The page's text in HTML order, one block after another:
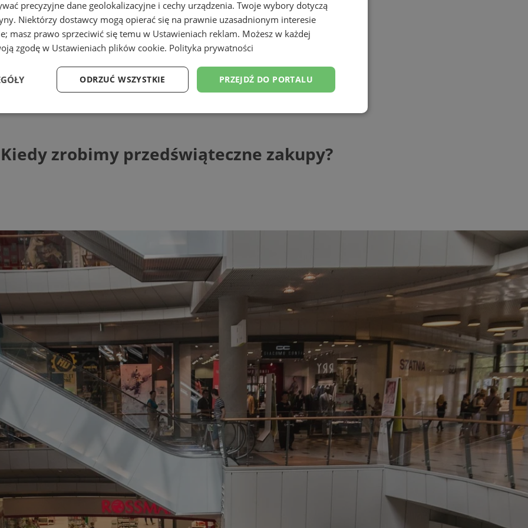
przedświąteczne zakupy?
zrobimy przedświąteczne zakupy?
precyzyjne dane geolokalizacyjne i cechy urządzenia. Twoje wybory dotyczą
Niektórzy dostawcy mogą opierać się na prawnie uzasadnionym interesie
masz prawo sprzeciwić się temu w Ustawieniach reklam. Możesz w każdej
zgodę w Ustawieniach plików cookie. Polityka prywatności
PRZEJDŹ DO PORTALU
ODRZUĆ WSZYSTKIE
Wydajność Targetowanie Funkcjonalność Niesklasyfikowane
niezbędnych plików cookie nie można prawidłowo korzystać ze strony internetowej.
Provider
Domena
Okres
przechowywania
rudaslaska.com.pl 1 rok
Ten plik cookie przechowuje identyfikator sesji.
rudaslaska.com.pl 1 rok
Ten plik cookie przechowuje identyfikator sesji.
Ten plik cookie przechowuje identyfikator sesji.
.tiktok.com 1 tydzień 3 dni
Ten plik cookie jest używany do celów
uwierzytelniania i bezpieczeństwa, zapewniając, że
użytkownicy pozostają zalogowani, a ich dane są
zabezpieczone, jak poruszać się przez witrynę
internetową lub interakcji z jej usług.
Cloudflare Inc.
.x.com
30 minut
Ten plik cookie służy do rozróżniania ludzi i botów.
Jest to korzystne dla strony internetowej, ponieważ
umożliwia tworzenie ważnych raportów na temat
korzystania z jej witryny internetowej.
29 minut 59
sekund
Ten plik cookie służy do rozróżniania ludzi i botów.
Jest to korzystne dla strony internetowej, ponieważ
umożliwia tworzenie ważnych raportów na temat
korzystania z jej witryny internetowej.
.youtube.com
Ten plik cookie jest używany do przechowywania
zgody użytkownika i wyboru prywatności dla ich
interakcji z witryną. Rejestruje dane dotyczące
zgody odwiedzającego na różne polityki i
ustawienia prywatności, zapewniając, że ich
preferencje zostaną uhonorowane w przyszłych
sesjach.
CookieScript
4 tygodnie 2 dni
Ten plik cookie jest używany przez usługę Cookie-
Polityce prywatności Google